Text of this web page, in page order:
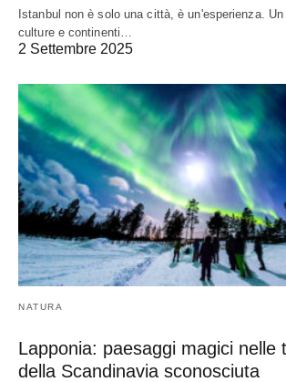
Istanbul non è solo una città, è un'esperienza. Un
culture e continenti…
2 Settembre 2025
NATURA
Lapponia: paesaggi magici nelle
della Scandinavia sconosciuta